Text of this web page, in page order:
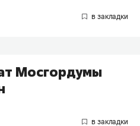
Мосгордумы